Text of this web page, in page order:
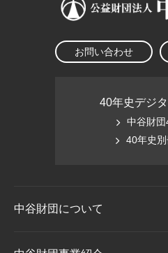
お問い合わせ
40年史デジ
中谷財団
40年史
中谷財団について